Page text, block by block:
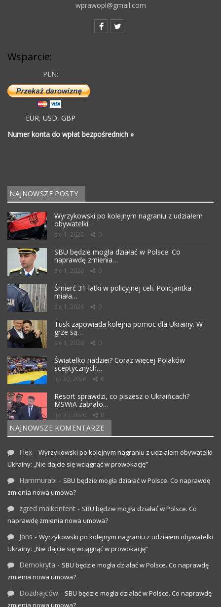
wprawopl@gmail.com
Wsparcie:
PLN:
EUR, USD, GBP
Numer konta do wpłat bezpośrednich »
NAJNOWSZE POSTY
Wyrzykowski po kolejnym nagraniu z udziałem
obywatelki…
sie 1, 2026 0
SBU będzie mogła działać w Polsce. Co
naprawdę zmienia…
sie 1, 2026 0
Śmierć 31-latki w policyjnej celi. Policjantka
miała…
sie 1, 2026 0
Tusk zapowiada kolejną pomoc dla Ukrainy. W
grze są…
sie 1, 2026 0
Światełko nadziei? Coraz więcej Polaków
sceptycznych…
lip 30, 2026 0
Resort sprawdzi, co piszesz o Ukraińcach?
MSWiA zabrało…
lip 30, 2026 0
NAJNOWSZE KOMENTARZE
Flex - Wyrzykowski po kolejnym nagraniu z udziałem obywatelki
Ukrainy: „Nie dajcie się wciągnąć w prowokację”
Hammurabi - SBU będzie mogła działać w Polsce. Co naprawdę
zmienia nowa umowa?
zgred malkontent - SBU będzie mogła działać w Polsce. Co
naprawdę zmienia nowa umowa?
Jans - Wyrzykowski po kolejnym nagraniu z udziałem obywatelki
Ukrainy: „Nie dajcie się wciągnąć w prowokację”
Demokryta - SBU będzie mogła działać w Polsce. Co naprawdę
zmienia nowa umowa?
Dozdrajców - SBU będzie mogła działać w Polsce. Co naprawdę
zmienia nowa umowa?